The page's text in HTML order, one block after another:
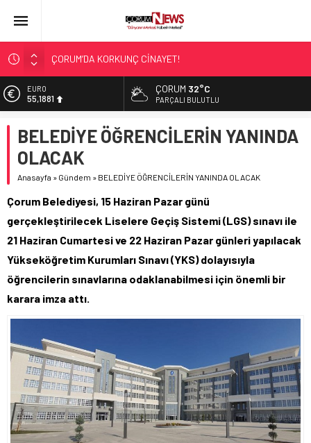
ÇORUM’DA KORKUNÇ CİNAYET!
ASLAN, CUMHURBAŞKANI BAŞDANIŞMANI OLDU
SIR PERDESİ ÇÖZÜLDÜ!
ÇATIDAN DÜŞTÜ!
EURO
55,1881
6.660,55
BİST
13.779,39
47,7111
ÇORUM 32°C
PARÇALI BULUTLU
BELEDİYE ÖĞRENCİLERİN YANINDA
OLACAK
Anasayfa » Gündem » BELEDİYE ÖĞRENCİLERİN YANINDA OLACAK
Çorum Belediyesi, 15 Haziran Pazar günü
gerçekleştirilecek Liselere Geçiş Sistemi (LGS) sınavı ile
21 Haziran Cumartesi ve 22 Haziran Pazar günleri yapılacak
Yükseköğretim Kurumları Sınavı (YKS) dolayısıyla
öğrencilerin sınavlarına odaklanabilmesi için önemli bir
karara imza attı.